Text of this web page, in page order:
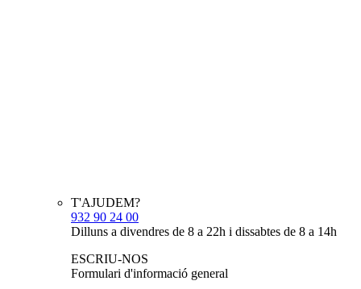
T'AJUDEM?
932 90 24 00
Dilluns a divendres de 8 a 22h i dissabtes de 8 a 14h
ESCRIU-NOS
Formulari d'informació general